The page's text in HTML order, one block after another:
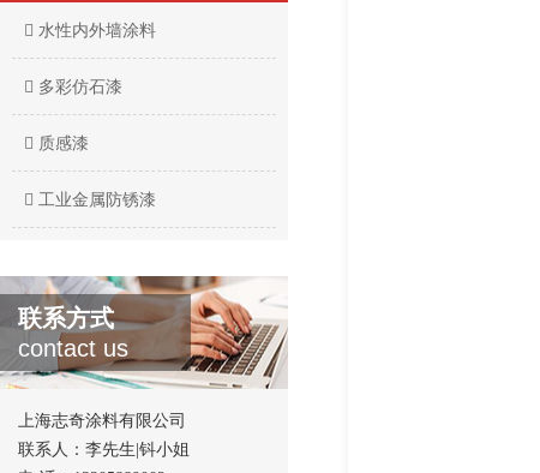
水性内外墙涂料
多彩仿石漆
质感漆
工业金属防锈漆
联系方式
contact us
上海志奇涂料有限公司
联系人：李先生|钭小姐